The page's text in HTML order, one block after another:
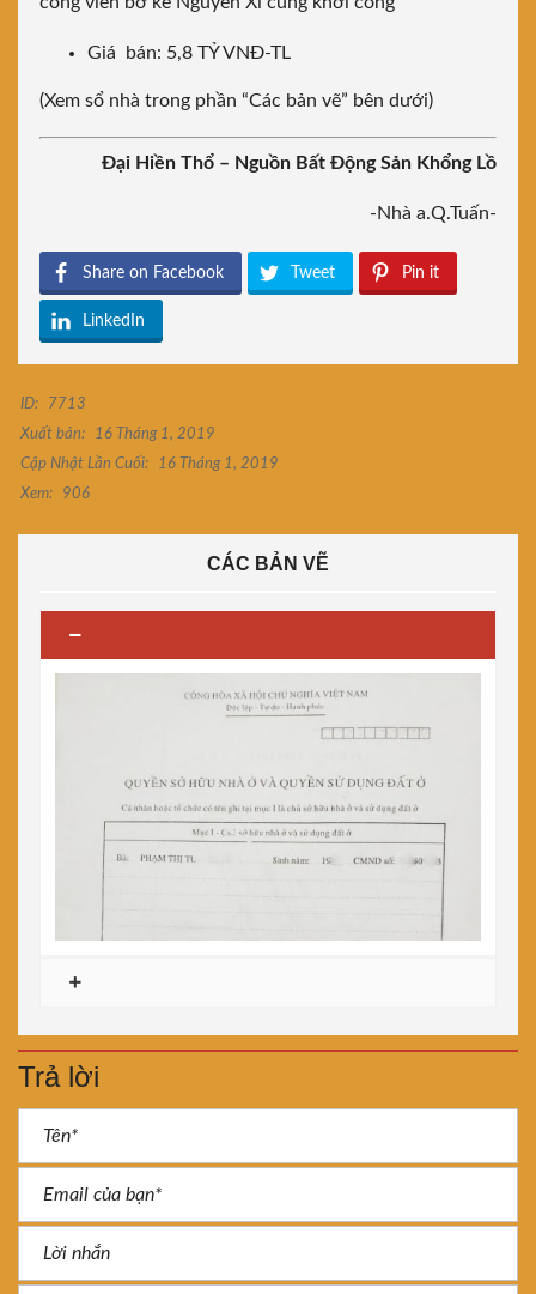
Giá bán: 5,8 TỶ VNĐ-TL
(Xem sổ nhà trong phần “Các bản vẽ” bên dưới)
Đại Hiền Thổ – Nguồn Bất Động Sản Khổng Lồ
-Nhà a.Q.Tuấn-
Share on Facebook Tweet Pin it
LinkedIn
ID:
7713
Xuất bản:
16 Tháng 1, 2019
Cập Nhật Lần Cuối:
16 Tháng 1, 2019
Xem:
906
CÁC BẢN VẼ
Trả lời